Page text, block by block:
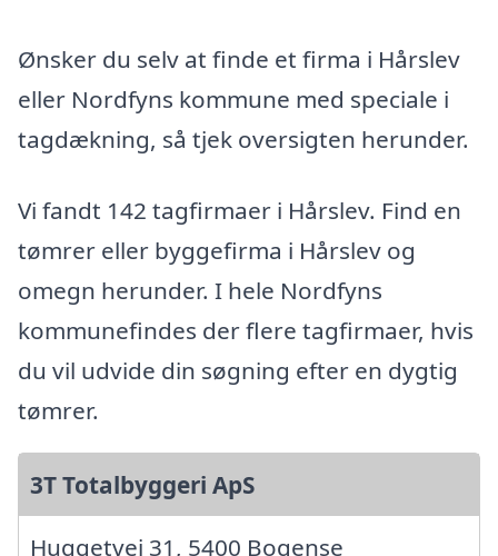
Ønsker du selv at finde et firma i Hårslev
eller Nordfyns kommune med speciale i
tagdækning, så tjek oversigten herunder.
Vi fandt 142 tagfirmaer i Hårslev. Find en
tømrer eller byggefirma i Hårslev og
omegn herunder. I hele Nordfyns
kommunefindes der flere tagfirmaer, hvis
du vil udvide din søgning efter en dygtig
tømrer.
3T Totalbyggeri ApS
Huggetvej 31, 5400 Bogense